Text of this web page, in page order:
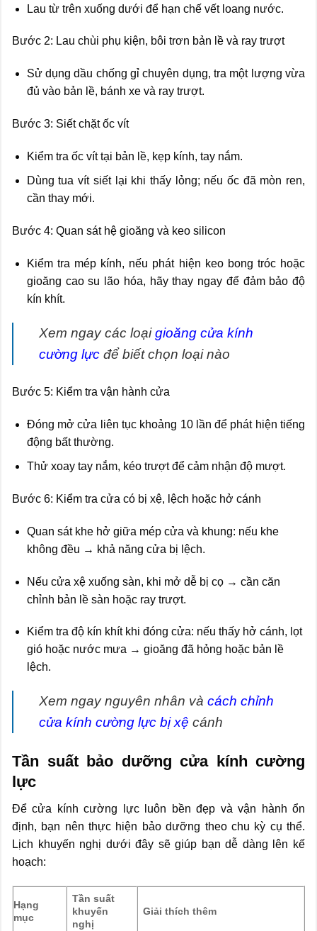
Lau từ trên xuống dưới để hạn chế vết loang nước.
Bước 2: Lau chùi phụ kiện, bôi trơn bản lề và ray trượt
Sử dụng dầu chống gỉ chuyên dụng, tra một lượng vừa
đủ vào bản lề, bánh xe và ray trượt.
Bước 3: Siết chặt ốc vít
Kiểm tra ốc vít tại bản lề, kẹp kính, tay nắm.
Dùng tua vít siết lại khi thấy lỏng; nếu ốc đã mòn ren,
cần thay mới.
Bước 4: Quan sát hệ gioăng và keo silicon
Kiểm tra mép kính, nếu phát hiện keo bong tróc hoặc
gioăng cao su lão hóa, hãy thay ngay để đảm bảo độ
kín khít.
Xem ngay các loạigioăng cửa kính
cường lực để biết chọn loại nào
Bước 5: Kiểm tra vận hành cửa
Đóng mở cửa liên tục khoảng 10 lần để phát hiện tiếng
động bất thường.
Thử xoay tay nắm, kéo trượt để cảm nhận độ mượt.
Bước 6: Kiểm tra cửa có bị xệ, lệch hoặc hở cánh
Quan sát khe hở giữa mép cửa và khung: nếu khe
không đều → khả năng cửa bị lệch.
Nếu cửa xệ xuống sàn, khi mở dễ bị cọ → cần căn
chỉnh bản lề sàn hoặc ray trượt.
Kiểm tra độ kín khít khi đóng cửa: nếu thấy hở cánh, lọt
gió hoặc nước mưa → gioăng đã hỏng hoặc bản lề
lệch.
Xem ngay nguyên nhân và cách chỉnh
cửa kính cường lực bị xệ cánh
Tần suất bảo dưỡng cửa kính cường
lực
Để cửa kính cường lực luôn bền đẹp và vận hành ổn
định, bạn nên thực hiện bảo dưỡng theo chu kỳ cụ thể.
Lịch khuyến nghị dưới đây sẽ giúp bạn dễ dàng lên kế
hoạch:
Hạng
mục
Tần suất
khuyến
nghị
Giải thích thêm